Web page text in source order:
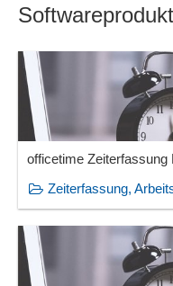
officetime Zeiterfassung
Zeiterfassung,